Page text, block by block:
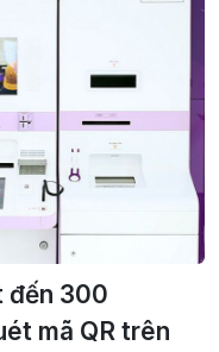
đến 300
mã QR trên